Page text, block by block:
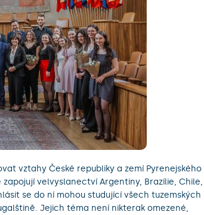
vztahy České republiky a zemí Pyrenejského
velvyslanectví Argentiny, Brazílie, Chile,
se do ní mohou studující všech tuzemských
Jejich téma není nikterak omezené,